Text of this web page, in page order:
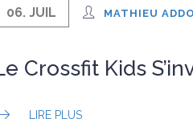
06. JUIL MATHIEU ADDO
Crossfit Kids
LIRE PLUS